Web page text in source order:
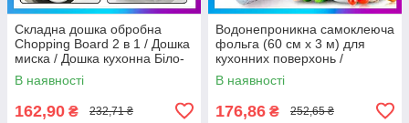
Складна дошка обробна
Chopping Board 2 в 1 / Дошка
миска / Дошка кухонна Біло-
сіра
В наявності
162,90 ₴ 232,71 ₴
Водонепроникна самоклеюча
фольга (60 см х 3 м) для
кухонних поверхонь /
Алюмінієва фольга
В наявності
176,86 ₴ 252,65 ₴